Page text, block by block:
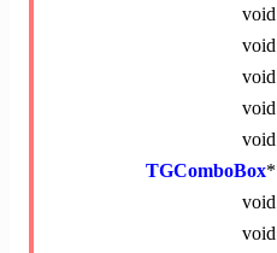
void
void
void
void
void
TGComboBox*
void
void